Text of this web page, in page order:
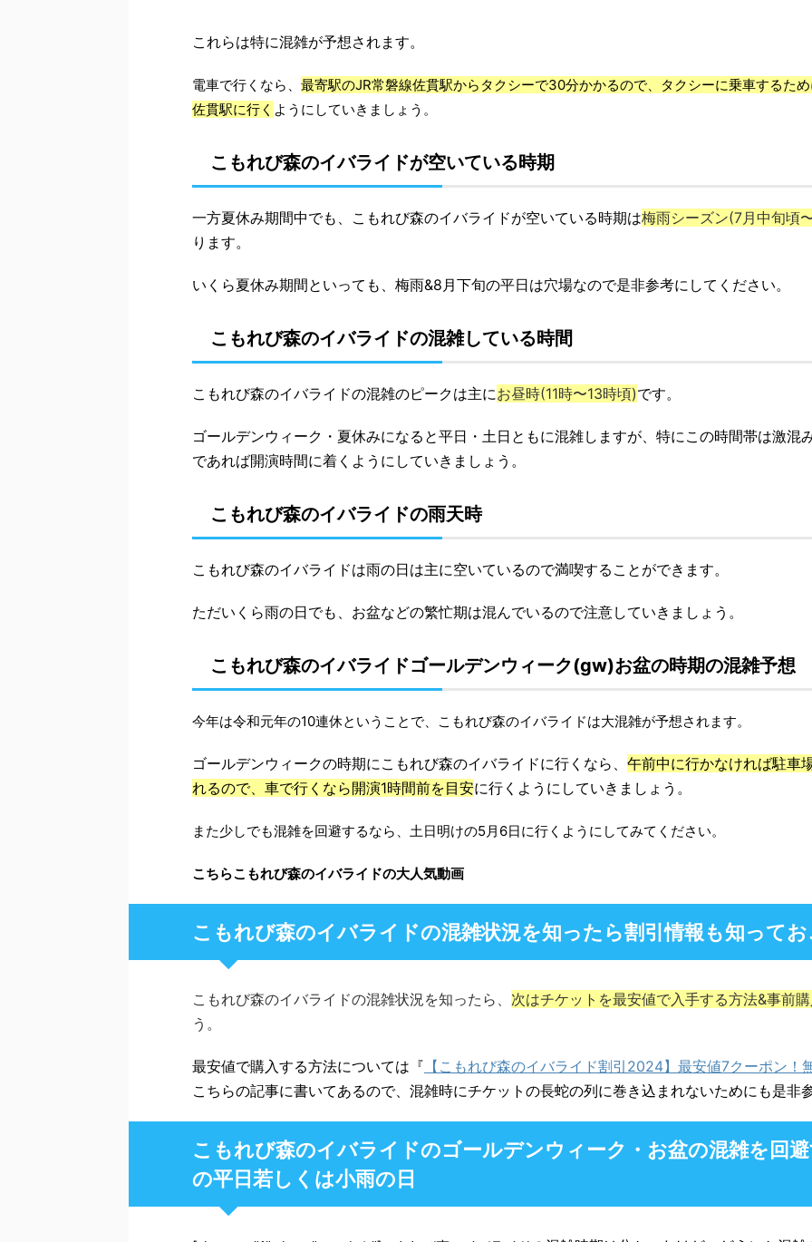
これらは特に混雑が予想されます。
電車で行くなら、 最寄駅のJR常磐線佐貫駅からタクシーで30分かかるので、タクシーに乗車するた
佐貫駅に行く ようにしていきましょう。
こもれび森のイバライドが空いている時期
一方夏休み期間中でも、こもれび森のイバライドが空いている時期は梅雨シーズン(7月中旬頃
ります。
いくら夏休み期間といっても、梅雨&8月下旬の平日は穴場なので是非参考にしてください。
こもれび森のイバライドの混雑している時間
こもれび森のイバライドの混雑のピークは主にお昼時(11時〜13時頃)です。
ゴールデンウィーク・夏休みになると平日・土日ともに混雑しますが、特にこの時間帯は激混
であれば開演時間に着くようにしていきましょう。
こもれび森のイバライドの雨天時
こもれび森のイバライドは雨の日は主に空いているので満喫することができます。
ただいくら雨の日でも、お盆などの繁忙期は混んでいるので注意していきましょう。
こもれび森のイバライドゴールデンウィーク(gw)お盆の時期の混雑予想
今年は令和元年の10連休ということで、こもれび森のイバライドは大混雑が予想されます。
ゴールデンウィークの時期にこもれび森のイバライドに行くなら、 午前中に行かなければ駐車
れるので、車で行くなら開演1時間前を目安に行くようにしていきましょう。
また少しでも混雑を回避するなら、土日明けの5月6日に行くようにしてみてください。
こちらこもれび森のイバライドの大人気動画
こもれび森のイバライドの混雑状況を知ったら割引情報も知って
こもれび森のイバライドの混雑状況を知ったら、 次はチケットを最安値で入手する方法&事前
う。
最安値で購入する方法については『 【こもれび森のイバライド割引2024】最安値7クーポン！
こちらの記事に書いてあるので、混雑時にチケットの長蛇の列に巻き込まれないためにも是非
こもれび森のイバライドのゴールデンウィーク・お盆の混雑を回
の平日若しくは小雨の日